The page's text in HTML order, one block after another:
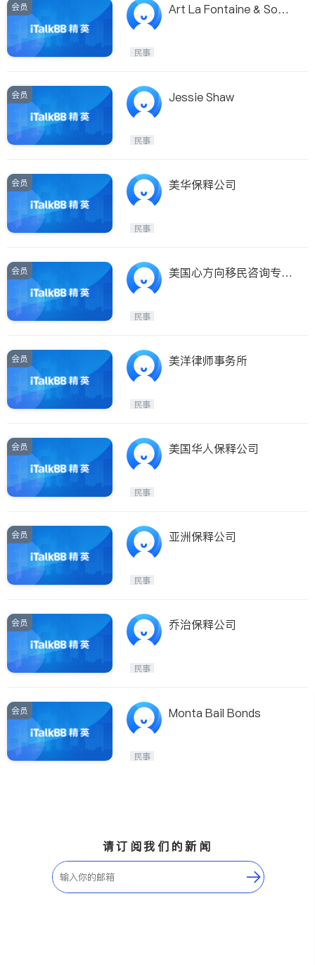
会员
Art La Fontaine & Son
民事
会员 Jessie Shaw
民事
会员 美华保释公司
民事
会员
美国心方向移民咨询专注
民事
会员 美洋律师事务所
民事
会员 美国华人保释公司
民事
会员 亚洲保释公司
民事
会员 乔治保释公司
民事
会员 Monta Bail Bonds
民事
请订阅我们的新闻